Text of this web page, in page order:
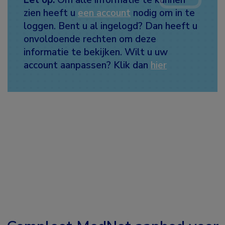
zien heeft u een account nodig om in te
loggen. Bent u al ingelogd? Dan heeft u
onvoldoende rechten om deze
informatie te bekijken. Wilt u uw
account aanpassen? Klik dan hier